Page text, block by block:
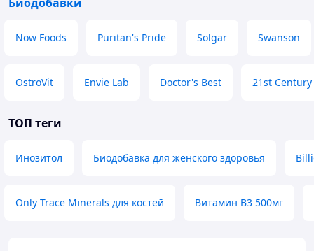
Now Foods Puritan's Pride Solgar Swanson
OstroVit Envie Lab Doctor's Best 21st Century
ТОП теги
Инозитол Биодобавка для женского здоровья
Only Trace Minerals для костей Витамин B3 500мг